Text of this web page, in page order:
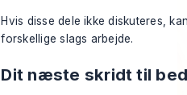
Hvis disse dele ikke diskuteres,
forskellige slags arbejde.
Dit næste skridt til